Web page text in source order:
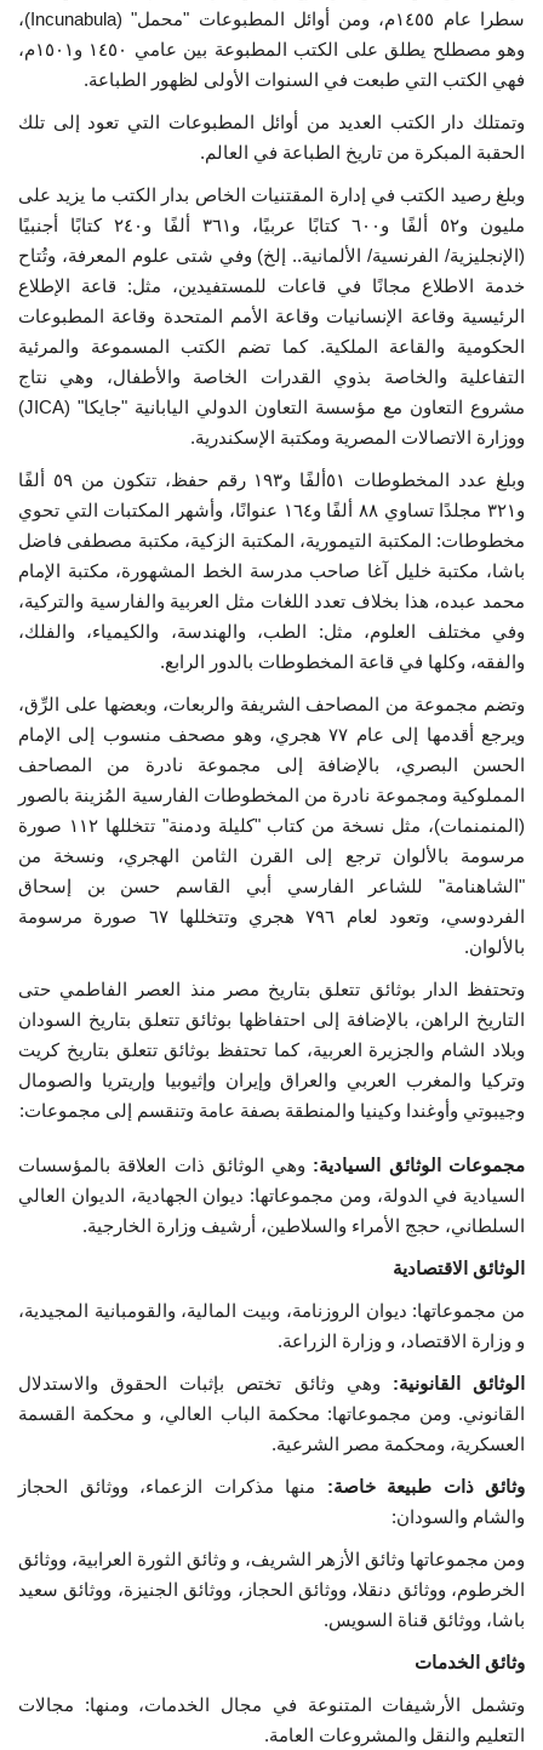
سطرا عام ١٤٥٥م، ومن أوائل المطبوعات "محمل" (Incunabula)،
وهو مصطلح يطلق على الكتب المطبوعة بين عامي ١٤٥٠ و١٥٠١م،
فهي الكتب التي طبعت في السنوات الأولى لظهور الطباعة.
وتمتلك دار الكتب العديد من أوائل المطبوعات التي تعود إلى تلك
الحقبة المبكرة من تاريخ الطباعة في العالم.
وبلغ رصيد الكتب في إدارة المقتنيات الخاص بدار الكتب ما يزيد على
مليون و٥٢ ألفًا و٦٠٠ كتابًا عربيًا، و٣٦١ ألفًا و٢٤٠ كتابًا أجنبيًا
(الإنجليزية/ الفرنسية/ الألمانية.. إلخ) وفي شتى علوم المعرفة، وتُتاح
خدمة الاطلاع مجانًا في قاعات للمستفيدين، مثل: قاعة الإطلاع
الرئيسية وقاعة الإنسانيات وقاعة الأمم المتحدة وقاعة المطبوعات
الحكومية والقاعة الملكية. كما تضم الكتب المسموعة والمرئية
التفاعلية والخاصة بذوي القدرات الخاصة والأطفال، وهي نتاج
مشروع التعاون مع مؤسسة التعاون الدولي اليابانية "جايكا" (JICA)
ووزارة الاتصالات المصرية ومكتبة الإسكندرية.
وبلغ عدد المخطوطات ٥١ألفًا و١٩٣ رقم حفظ، تتكون من ٥٩ ألفًا
و٣٢١ مجلدًا تساوي ٨٨ ألفًا و١٦٤ عنوانًا، وأشهر المكتبات التي تحوي
مخطوطات: المكتبة التيمورية، المكتبة الزكية، مكتبة مصطفى فاضل
باشا، مكتبة خليل آغا صاحب مدرسة الخط المشهورة، مكتبة الإمام
محمد عبده، هذا بخلاف تعدد اللغات مثل العربية والفارسية والتركية،
وفي مختلف العلوم، مثل: الطب، والهندسة، والكيمياء، والفلك،
والفقه، وكلها في قاعة المخطوطات بالدور الرابع.
وتضم مجموعة من المصاحف الشريفة والربعات، وبعضها على الرِّق،
ويرجع أقدمها إلى عام ٧٧ هجري، وهو مصحف منسوب إلى الإمام
الحسن البصري، بالإضافة إلى مجموعة نادرة من المصاحف
المملوكية ومجموعة نادرة من المخطوطات الفارسية المُزينة بالصور
(المنمنمات)، مثل نسخة من كتاب "كليلة ودمنة" تتخللها ١١٢ صورة
مرسومة بالألوان ترجع إلى القرن الثامن الهجري، ونسخة من
"الشاهنامة" للشاعر الفارسي أبي القاسم حسن بن إسحاق
الفردوسي، وتعود لعام ٧٩٦ هجري وتتخللها ٦٧ صورة مرسومة
بالألوان.
وتحتفظ الدار بوثائق تتعلق بتاريخ مصر منذ العصر الفاطمي حتى
التاريخ الراهن، بالإضافة إلى احتفاظها بوثائق تتعلق بتاريخ السودان
وبلاد الشام والجزيرة العربية، كما تحتفظ بوثائق تتعلق بتاريخ كريت
وتركيا والمغرب العربي والعراق وإيران وإثيوبيا وإريتريا والصومال
وجيبوتي وأوغندا وكينيا والمنطقة بصفة عامة وتنقسم إلى مجموعات:
مجموعات الوثائق السيادية: وهي الوثائق ذات العلاقة بالمؤسسات
السيادية في الدولة، ومن مجموعاتها: ديوان الجهادية، الديوان العالي
السلطاني، حجج الأمراء والسلاطين، أرشيف وزارة الخارجية.
الوثائق الاقتصادية
من مجموعاتها: ديوان الروزنامة، وبيت المالية، والقومبانية المجيدية،
و وزارة الاقتصاد، و وزارة الزراعة.
الوثائق القانونية: وهي وثائق تختص بإثبات الحقوق والاستدلال
القانوني. ومن مجموعاتها: محكمة الباب العالي، و محكمة القسمة
العسكرية، ومحكمة مصر الشرعية.
وثائق ذات طبيعة خاصة: منها مذكرات الزعماء، ووثائق الحجاز
والشام والسودان:
ومن مجموعاتها وثائق الأزهر الشريف، و وثائق الثورة العرابية، ووثائق
الخرطوم، ووثائق دنقلا، ووثائق الحجاز، ووثائق الجنيزة، ووثائق سعيد
باشا، ووثائق قناة السويس.
وثائق الخدمات
وتشمل الأرشيفات المتنوعة في مجال الخدمات، ومنها: مجالات
التعليم والنقل والمشروعات العامة.